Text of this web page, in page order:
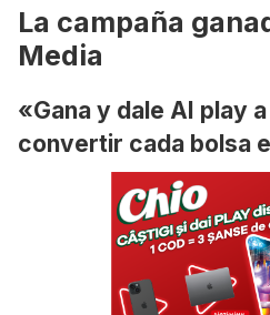
La campaña
Media
«Gana y dale AI play
convertir cada bolsa